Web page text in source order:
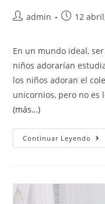
admin 12
En un mundo ideal,
niños adorarían
los niños adoran el
unicornios, pero no es
(más…)
Continuar Leyendo